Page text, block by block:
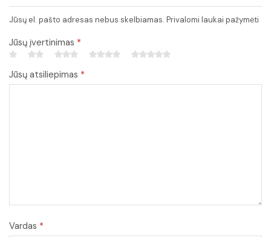
Jūsų el. pašto adresas nebus skelbiamas. Privalomi laukai pažymėti
Jūsų įvertinimas *
Jūsų atsiliepimas *
Vardas *